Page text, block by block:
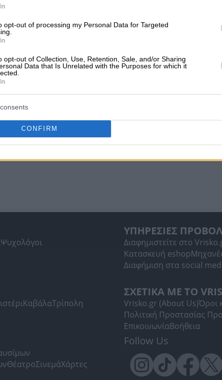
opt-out of processing my Personal Data for Targeted
opt-out of Collection, Use, Retention, Sale, and/or Sharing
Data that Is Unrelated with the Purposes for which it
CONFIRM
ακόμα αξιολογήσεις
Γίνετε ο πρώτος που θα μοιραστεί την
επιλογή!
Ψυχολόγοι
ΥΠΗΡΕΣΙΕΣ
Διαφημιστείτε στο
Κατασκευή eshop
Διαφήμιση στα social
ΚαβάλαΤρίπολη
ΣΧΕΤΙΚΑ ΜΕ ΤΟ
Vrisko.gr (About Us)Όροι
Πολιτική Προστασίας
ΕπικοινωνίαΒοήθεια
ΘέατροΣινεμάΧάρτες
Follow Us